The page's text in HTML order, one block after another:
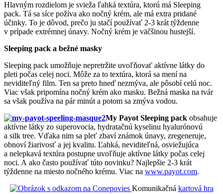
Hlavným rozdielom je svieža ľahká textúra, ktorú má Sleeping
pack. Tá sa síce požíva ako nočný krém, ale má extra pridané
účinky. To je dôvod, prečo ju stačí používať 2-3 krát týždenne
v prípade extrémnej únavy. Nočný krém je väčšinou hustejší.
Sleeping pack a bežné masky
Sleeping pack umožňuje nepretržite uvoľňovať aktívne látky do
pleti počas celej noci. Môže za to textúra, ktorá sa mení na
neviditeľný film. Ten sa preto hneď nezmýva, ale pôsobí celú noc.
Viac však pripomína nočný krém ako masku. Bežná maska na tvár
sa však používa na pár minút a potom sa zmýva vodou.
My Payot Sleeping pack obsahuje
aktívne látky zo superovocia, hydratačnú kyselinu hyalurónovú
a silk tree. Vďaka nim sa pleť zbaví známok únavy, zregeneruje,
obnoví žiarivosť a jej kvalitu. Ľahká, neviditeľná, osviežujúca
a nelepkavá textúra postupne uvoľňuje aktívne látky počas celej
noci. A ako často používať túto novinku? Najlepšie 2-3 krát
týždenne na miesto nočného krému. Viac na www.payot.com.
Komunikačná kartová hra